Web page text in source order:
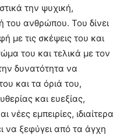
την ψυχική,
του ανθρώπου. Του δίνει
με τις σκέψεις του και
του και τελικά με τον
δυνατότητα να
και τα όριά του,
και ευεξίας,
εμπειρίες, ιδιαίτερα
να ξεφύγει από τα άγχη